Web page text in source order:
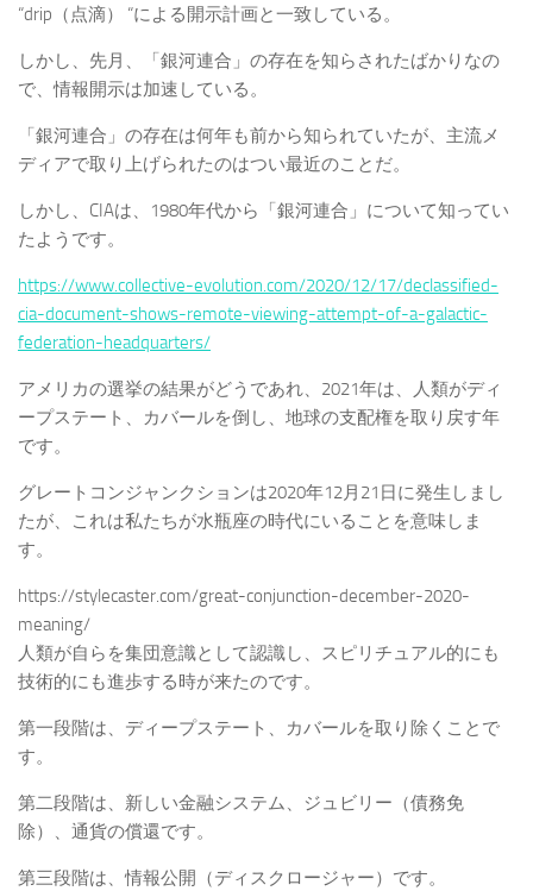
“drip（点滴） “による開示計画と一致している。
しかし、先月、「銀河連合」の存在を知らされたばかりなの
で、情報開示は加速している。
「銀河連合」の存在は何年も前から知られていたが、主流メ
ディアで取り上げられたのはつい最近のことだ。
しかし、CIAは、1980年代から「銀河連合」について知ってい
たようです。
https://www.collective-evolution.com/2020/12/17/declassified-
cia-document-shows-remote-viewing-attempt-of-a-galactic-
federation-headquarters/
アメリカの選挙の結果がどうであれ、2021年は、人類がディ
ープステート、カバールを倒し、地球の支配権を取り戻す年
です。
グレートコンジャンクションは2020年12月21日に発生しまし
たが、これは私たちが水瓶座の時代にいることを意味しま
す。
https://stylecaster.com/great-conjunction-december-2020-
meaning/
人類が自らを集団意識として認識し、スピリチュアル的にも
技術的にも進歩する時が来たのです。
第一段階は、ディープステート、カバールを取り除くことで
す。
第二段階は、新しい金融システム、ジュビリー（債務免
除）、通貨の償還です。
第三段階は、情報公開（ディスクロージャー）です。